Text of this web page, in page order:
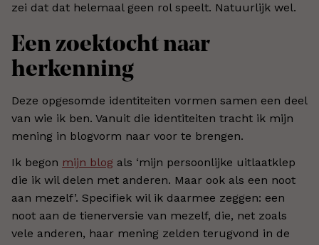
zei dat dat helemaal geen rol speelt. Natuurlijk wel.
Een zoektocht naar
herkenning
Deze opgesomde identiteiten vormen samen een deel
van wie ik ben. Vanuit die identiteiten tracht ik mijn
mening in blogvorm naar voor te brengen.
Ik begon mijn blog als ‘mijn persoonlijke uitlaatklep
die ik wil delen met anderen. Maar ook als een noot
aan mezelf’. Specifiek wil ik daarmee zeggen: een
noot aan de tienerversie van mezelf, die, net zoals
vele anderen, haar mening zelden terugvond in de